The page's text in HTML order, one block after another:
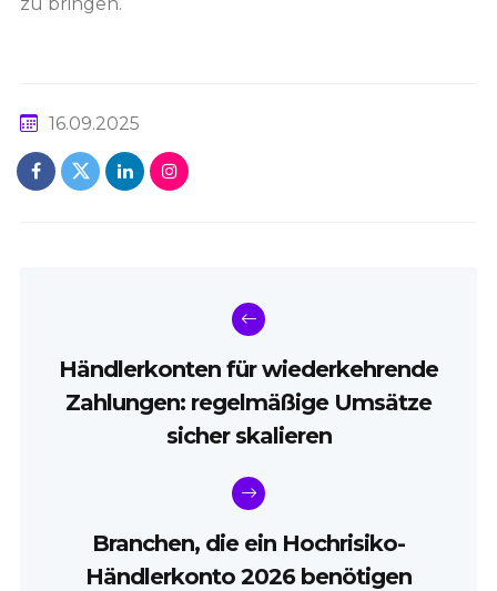
16.09.2025
Händlerkonten für wiederkehrende
Zahlungen: regelmäßige Umsätze
sicher skalieren
Branchen, die ein Hochrisiko-
Händlerkonto 2026 benötigen